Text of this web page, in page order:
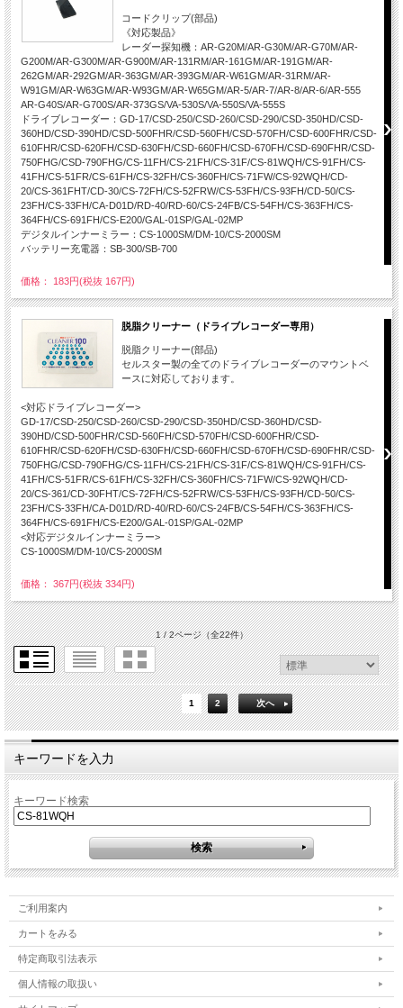
コードクリップ(部品)
《対応製品》
レーダー探知機：AR-G20M/AR-G30M/AR-G70M/AR-
G200M/AR-G300M/AR-G900M/AR-131RM/AR-161GM/AR-191GM/AR-
262GM/AR-292GM/AR-363GM/AR-393GM/AR-W61GM/AR-31RM/AR-
W91GM/AR-W63GM/AR-W93GM/AR-W65GM/AR-5/AR-7/AR-8/AR-6/AR-555
AR-G40S/AR-G700S/AR-373GS/VA-530S/VA-550S/VA-555S
ドライブレコーダー：GD-17/CSD-250/CSD-260/CSD-290/CSD-350HD/CSD-
360HD/CSD-390HD/CSD-500FHR/CSD-560FH/CSD-570FH/CSD-600FHR/CSD-
610FHR/CSD-620FH/CSD-630FH/CSD-660FH/CSD-670FH/CSD-690FHR/CSD-
750FHG/CSD-790FHG/CS-11FH/CS-21FH/CS-31F/CS-81WQH/CS-91FH/CS-
41FH/CS-51FR/CS-61FH/CS-32FH/CS-360FH/CS-71FW/CS-92WQH/CD-
20/CS-361FHT/CD-30/CS-72FH/CS-52FRW/CS-53FH/CS-93FH/CD-50/CS-
23FH/CS-33FH/CA-D01D/RD-40/RD-60/CS-24FB/CS-54FH/CS-363FH/CS-
364FH/CS-691FH/CS-E200/GAL-01SP/GAL-02MP
デジタルインナーミラー：CS-1000SM/DM-10/CS-2000SM
バッテリー充電器：SB-300/SB-700
価格： 183円(税抜 167円)
脱脂クリーナー（ドライブレコーダー専用）
脱脂クリーナー(部品)
セルスター製の全てのドライブレコーダーのマウントベ
ースに対応しております。
<対応ドライブレコーダー>
GD-17/CSD-250/CSD-260/CSD-290/CSD-350HD/CSD-360HD/CSD-
390HD/CSD-500FHR/CSD-560FH/CSD-570FH/CSD-600FHR/CSD-
610FHR/CSD-620FH/CSD-630FH/CSD-660FH/CSD-670FH/CSD-690FHR/CSD-
750FHG/CSD-790FHG/CS-11FH/CS-21FH/CS-31F/CS-81WQH/CS-91FH/CS-
41FH/CS-51FR/CS-61FH/CS-32FH/CS-360FH/CS-71FW/CS-92WQH/CD-
20/CS-361/CD-30FHT/CS-72FH/CS-52FRW/CS-53FH/CS-93FH/CD-50/CS-
23FH/CS-33FH/CA-D01D/RD-40/RD-60/CS-24FB/CS-54FH/CS-363FH/CS-
364FH/CS-691FH/CS-E200/GAL-01SP/GAL-02MP
<対応デジタルインナーミラー>
CS-1000SM/DM-10/CS-2000SM
価格： 367円(税抜 334円)
1 / 2ページ（全22件）
1 2 次へ
キーワードを入力
キーワード検索
ご利用案内
カートをみる
特定商取引法表示
個人情報の取扱い